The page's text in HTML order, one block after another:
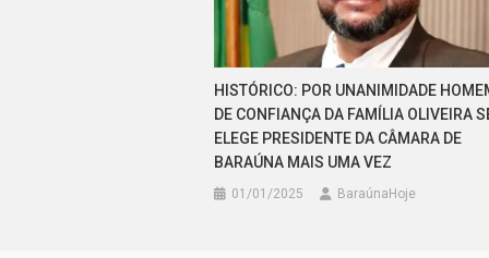
HISTÓRICO: POR UNANIMIDADE
DE CONFIANÇA DA FAMÍLIA OLIVEIRA
ELEGE PRESIDENTE DA CÂMARA DE
BARAÚNA MAIS UMA VEZ
01/01/2025 BaraúnaHoje